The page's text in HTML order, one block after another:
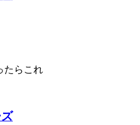
たらこれ